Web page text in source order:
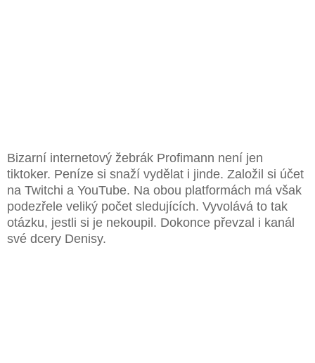
Bizarní internetový žebrák Profimann není jen
tiktoker. Peníze si snaží vydělat i jinde. Založil si účet
na Twitchi a YouTube. Na obou platformách má však
podezřele veliký počet sledujících. Vyvolává to tak
otázku, jestli si je nekoupil. Dokonce převzal i kanál
své dcery Denisy.